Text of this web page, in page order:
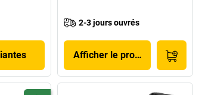
2-3 jours ouvrés
Afficher le produit